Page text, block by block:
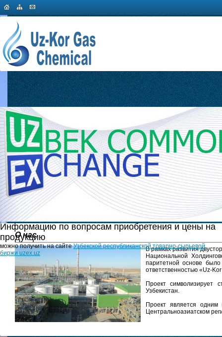
Информацию по вопросам приобретения и цены на
продукцию
можно получить на сайтеУзбекской республиканской товарно-сырьевой
биржи uzex.uz
О нас
В рамках развития
Национальной
паритетной основе
ответственностью «Uz-
Проект символизирует
Узбекистан.
Проект является
Центральноазиатском